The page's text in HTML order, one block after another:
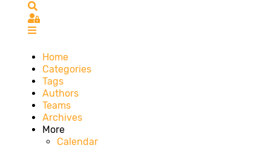
Sign In
Home
Categories
Tags
Authors
Teams
Archives
More
Calendar